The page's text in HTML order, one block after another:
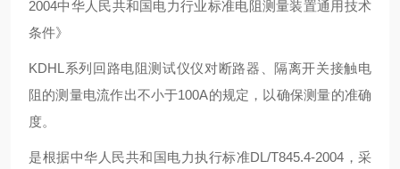
2004中华人民共和国电力行业标准电阻测量装置通用技术
条件》
KDHL系列回路电阻测试仪仪对断路器、隔离开关接触电
阻的测量电流作出不小于100A的规定，以确保测量的准确
度。
是根据中华人民共和国电力执行标准DL/T845.4-2004，采